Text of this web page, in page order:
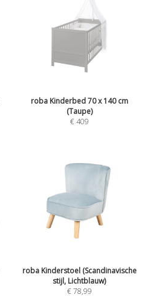
roba Kinderbed 70 x 140 cm
(Taupe)
€409
roba Kinderstoel (Scandinavische
stijl, Lichtblauw)
€78,99